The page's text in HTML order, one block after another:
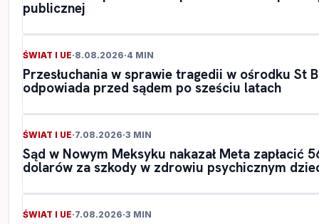
publicznej
ŚWIAT I UE·8.08.2026·4 MIN
Przesłuchania w sprawie tragedii w ośrodku St
odpowiada przed sądem po sześciu latach
ŚWIAT I UE·7.08.2026·3 MIN
Sąd w Nowym Meksyku nakazał Meta zapłacić
dolarów za szkody w zdrowiu psychicznym
ŚWIAT I UE·7.08.2026·3 MIN